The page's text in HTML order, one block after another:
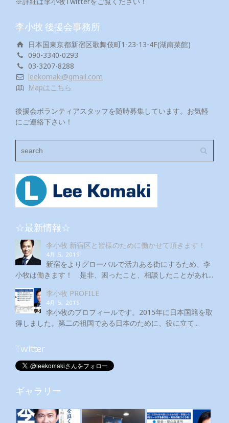
李小牧 後援会事務所
日本国東京都新宿区歌舞伎町1-23-13-4F(湖南菜館)
090-3340-0293
03-3207-8288
leekomaki@gmail.com
Mapはこちら
後援会ボランティアスタッフを随時募集しています。お気軽
にご連絡下さい！
☆最新情報☆
李小牧 新宿区と皆様のために働かせて頂きます！
4月 5, 2019
新宿をよりグローバルで活力ある街にするため、李
小牧は働きます！ 是非、困ったこと、相談したことがあれ...
李小牧 PROFILE
4月 5, 2019
李小牧のプロフィールです。2015年に日本国籍を取
得しました。第二の祖国である日本のために、役に立て...
Twitter
ギャラリー